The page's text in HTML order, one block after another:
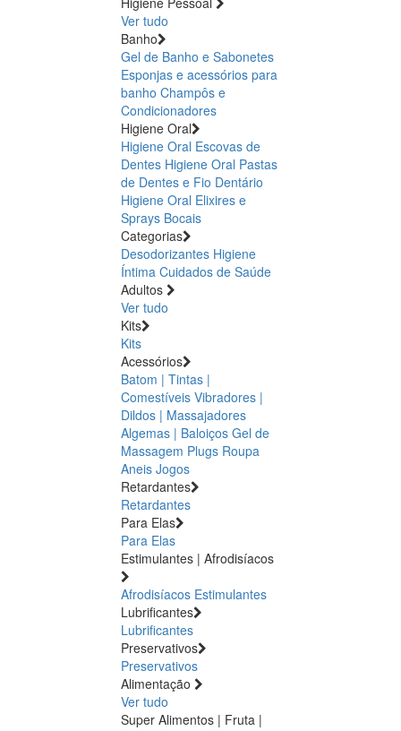
Ver tudo
Banho
Gel de Banho e Sabonetes
Esponjas e acessórios para
banho Champôs e
Condicionadores
Higiene Oral
Higiene Oral Escovas de
Dentes Higiene Oral Pastas
de Dentes e Fio Dentário
Higiene Oral Elixires e
Sprays Bocais
Categorias
Desodorizantes Higiene
Íntima Cuidados de Saúde
Adultos
Ver tudo
Kits
Kits
Acessórios
Batom | Tintas |
Comestíveis Vibradores |
Dildos | Massajadores
Algemas | Baloiços Gel de
Massagem Plugs Roupa
Aneis Jogos
Retardantes
Retardantes
Para Elas
Para Elas
Estimulantes | Afrodisíacos
Afrodisíacos Estimulantes
Lubrificantes
Lubrificantes
Preservativos
Preservativos
Alimentação
Ver tudo
Super Alimentos | Fruta |